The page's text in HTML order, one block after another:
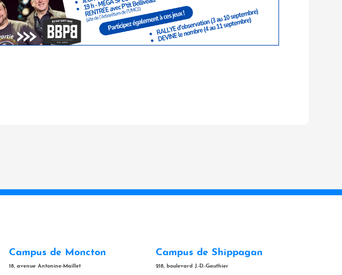
Campus de Moncton
18, avenue Antonine-Maillet
Campus de Shippagan
218, boulevard J.-D.-Gauthier